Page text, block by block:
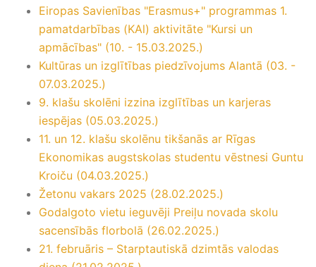
Eiropas Savienības "Erasmus+" programmas 1.
pamatdarbības (KAl) aktivitāte "Kursi un
apmācības" (10. - 15.03.2025.)
Kultūras un izglītības piedzīvojums Alantā (03. -
07.03.2025.)
9. klašu skolēni izzina izglītības un karjeras
iespējas (05.03.2025.)
11. un 12. klašu skolēnu tikšanās ar Rīgas
Ekonomikas augstskolas studentu vēstnesi Guntu
Kroiču (04.03.2025.)
Žetonu vakars 2025 (28.02.2025.)
Godalgoto vietu ieguvēji Preiļu novada skolu
sacensībās florbolā (26.02.2025.)
21. februāris – Starptautiskā dzimtās valodas